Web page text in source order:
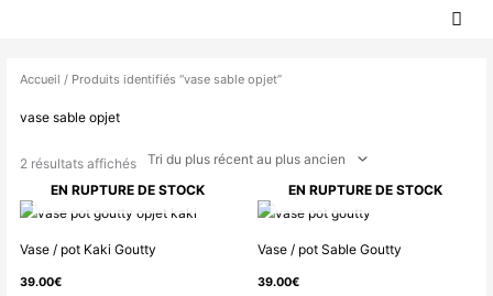
Accueil / Produits identifiés “vase sable opjet”
vase sable opjet
2 résultats affichés
du
au
plus
ancien
EN RUPTURE DE STOCK
Vase / pot Kaki Goutty
39.00€
EN RUPTURE DE STOCK
Vase / pot Sable Goutty
39.00€